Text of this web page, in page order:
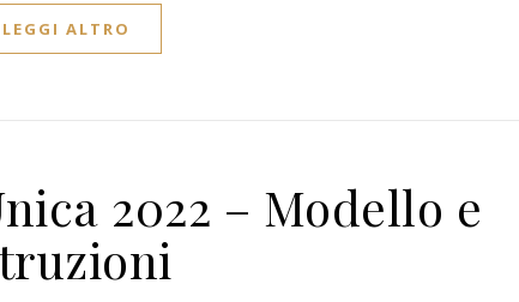
LEGGI ALTRO
2022 – Modello e